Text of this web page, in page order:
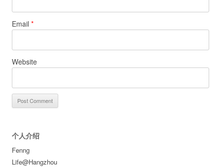
Email *
Website
个人介绍
Fenng
Life@Hangzhou